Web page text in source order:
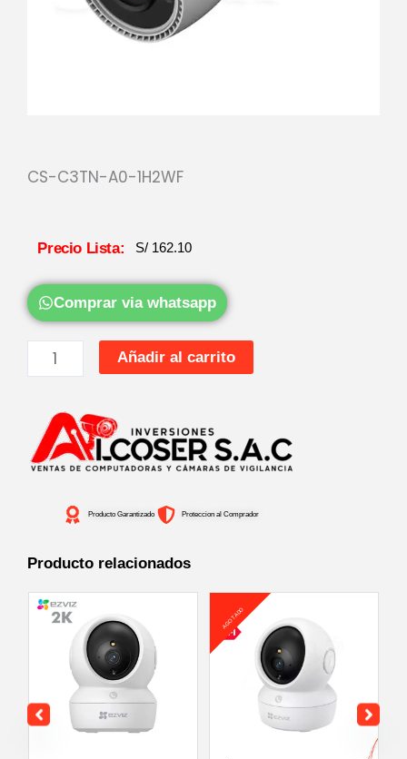
CS-C3TN-A0-1H2WF
Precio Lista: S/162.10
Comprar via whatsapp
C3TN
CAM
EXT
2MP
2.4GHZ.
LENTE
cantidad
Añadir al carrito
Producto Garantizado Proteccion al Comprador
Producto relacionados
AGOTADO